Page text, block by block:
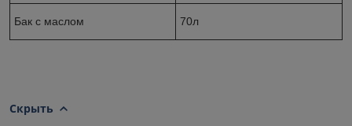
Бак с маслом 70л
Скрыть